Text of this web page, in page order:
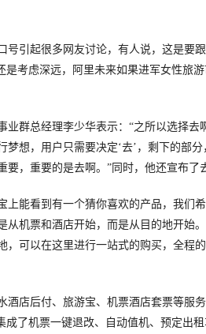
引起很多网友讨论，有人说，这是要
是考虑深远，阿里未来如果进军女性旅
群总经理李少华表示：“之所以选择去
梦想，用户只需要决定‘去’，剩下的部
要，重要的是去啊。”同时，他还宣布了
能看到有一个猜你喜欢的产品，我们希
从机票和酒店开始，而是从目的地开始
，可以在这里进行一站式的购买，全程
店后付、旅游宝、机票酒店套票等服
成了机票一键退改、自动值机、预定出